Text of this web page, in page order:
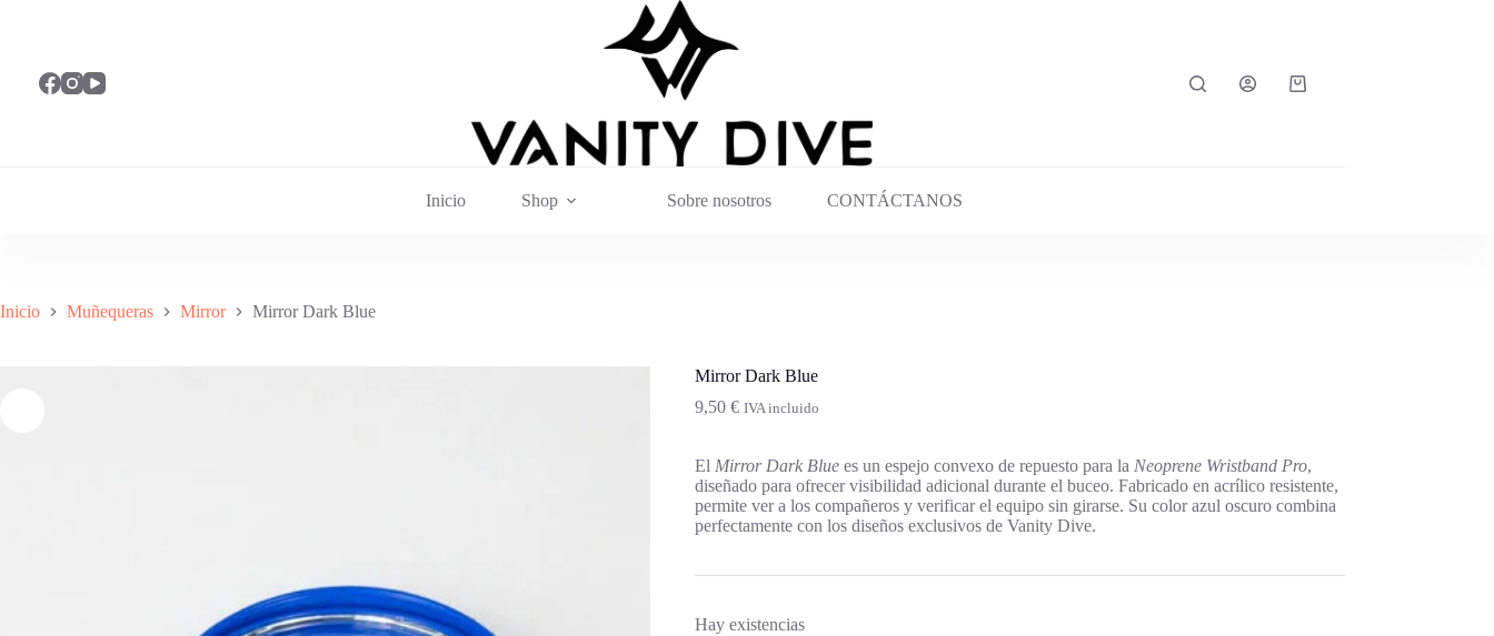
Carro
Inicio Shop Sobre nosotros CONTÁCTANOS
Inicio Muñequeras Mirror Mirror Dark Blue
Mirror Dark Blue
9,50 € IVA incluido
El Mirror Dark Bluees un espejo convexo de repuesto para la Neoprene Wristband Pro,
diseñado para ofrecer visibilidad adicional durante el buceo. Fabricado en acrílico resistente,
permite ver a los compañeros y verificar el equipo sin girarse. Su color azul oscuro combina
perfectamente con los diseños exclusivos de Vanity Dive.
Hay existencias